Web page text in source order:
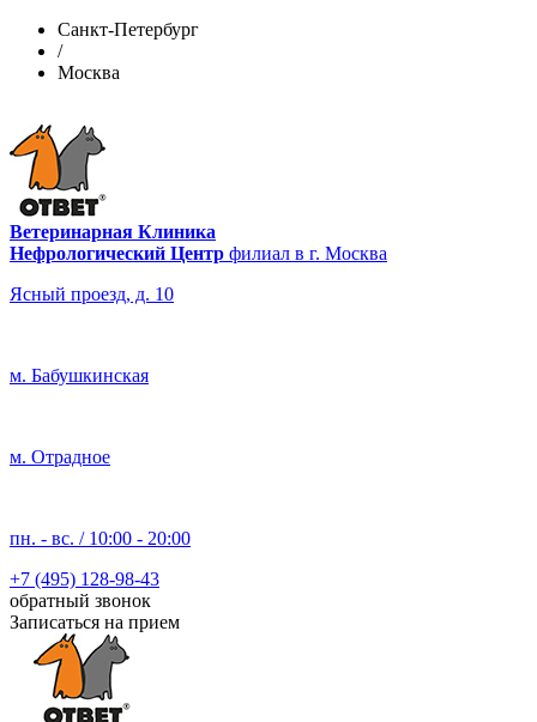
Санкт-Петербург
/
Москва
Ветеринарная Клиника
Нефрологический Центр филиал в г. Москва
Ясный проезд, д. 10
м. Бабушкинская
м. Отрадное
пн. - вс. / 10:00 - 20:00
+7 (495) 128-98-43
обратный звонок
Записаться на прием